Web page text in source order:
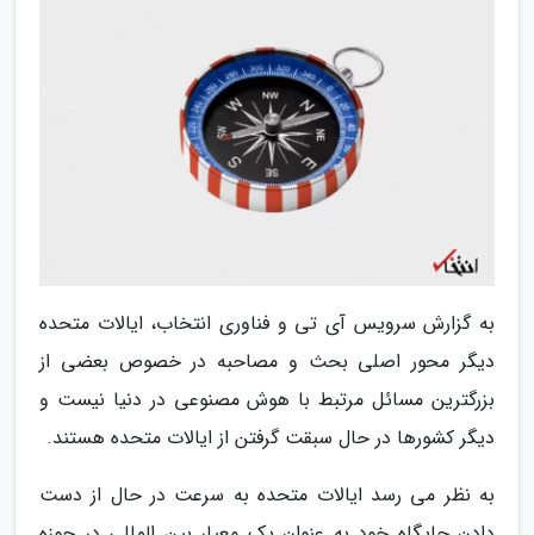
به گزارش سرویس آی تی و فناوری انتخاب، ایالات متحده
دیگر محور اصلی بحث و مصاحبه در خصوص بعضی از
بزرگترین مسائل مرتبط با هوش مصنوعی در دنیا نیست و
دیگر کشورها در حال سبقت گرفتن از ایالات متحده هستند.
به نظر می رسد ایالات متحده به سرعت در حال از دست